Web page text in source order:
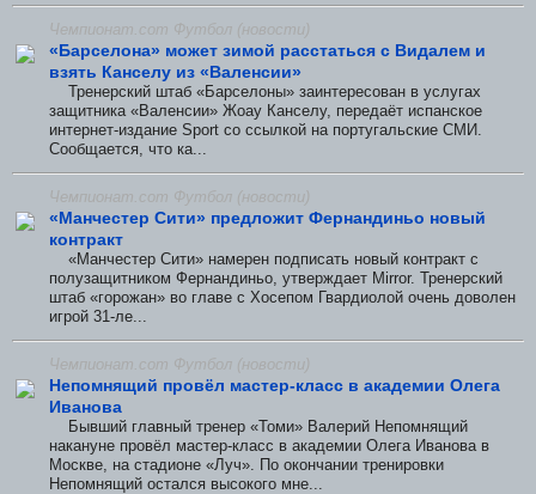
Чемпионат.com Футбол (новости)
«Барселона» может зимой расстаться с Видалем и
взять Канселу из «Валенсии»
Тренерский штаб «Барселоны» заинтересован в услугах
защитника «Валенсии» Жоау Канселу, передаёт испанское
интернет-издание Sport со ссылкой на португальские СМИ.
Сообщается, что ка...
Чемпионат.com Футбол (новости)
«Манчестер Сити» предложит Фернандиньо новый
контракт
«Манчестер Сити» намерен подписать новый контракт с
полузащитником Фернандиньо, утверждает Mirror. Тренерский
штаб «горожан» во главе с Хосепом Гвардиолой очень доволен
игрой 31-ле...
Чемпионат.com Футбол (новости)
Непомнящий провёл мастер-класс в академии Олега
Иванова
Бывший главный тренер «Томи» Валерий Непомнящий
накануне провёл мастер-класс в академии Олега Иванова в
Москве, на стадионе «Луч». По окончании тренировки
Непомнящий остался высокого мне...